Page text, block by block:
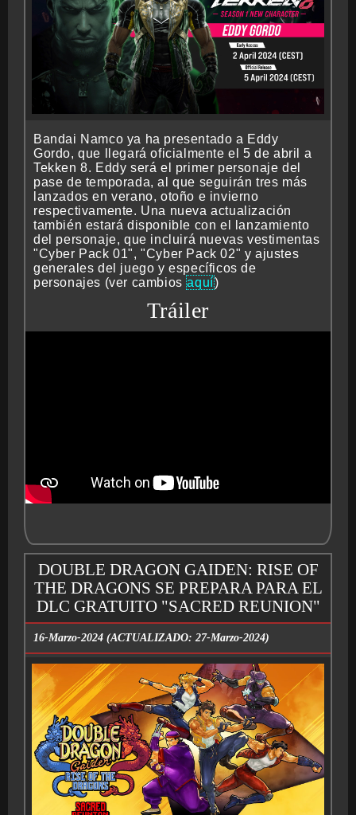
CRONOLOGÍA
ARCADE STICK
BONUS STAGE
GUÍA BÁSICA
Bandai Namco ya ha presentado a Eddy
Gordo, que llegará oficialmente el 5 de abril a
Tekken 8. Eddy será el primer personaje del
pase de temporada, al que seguirán tres más
lanzados en verano, otoño e invierno
respectivamente. Una nueva actualización
también estará disponible con el lanzamiento
del personaje, que incluirá nuevas vestimentas
"Cyber Pack 01", "Cyber Pack 02" y ajustes
generales del juego y específicos de
personajes (ver cambiosaquí)
Tráiler
DOUBLE DRAGON GAIDEN: RISE OF
THE DRAGONS SE PREPARA PARA EL
DLC GRATUITO "SACRED REUNION"
16-Marzo-2024 (ACTUALIZADO: 27-Marzo-2024)